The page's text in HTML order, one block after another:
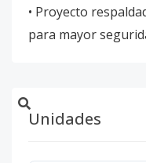
• Proyecto
para mayor
Unidades